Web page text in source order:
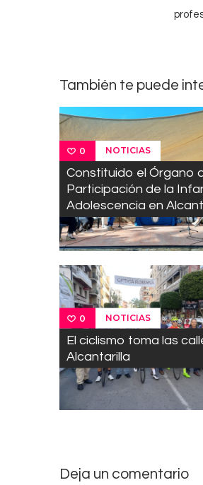
También te puede
0 NOTICIAS
Constituido el Órgano
Participación de la
Adolescencia en
0 NOTICIAS
El ciclismo toma las
Alcantarilla
Deja un comentario